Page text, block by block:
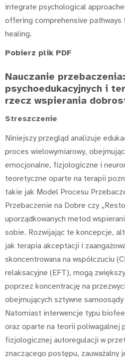
integrate psychological
offering comprehensive
healing.
Pobierz plik PDF
Nauczanie
psychoedukacyjnych i
rzecz wspierania
Streszczenie
Niniejszy przegląd analizuje
proces wielowymiarowy,
emocjonalne, fizjologiczne i
teoretyczne oparte na terapii
takie jak Model Procesu
Przebaczenie na Dobre czy
uporządkowanych metod
sobie. Rozwijając te koncepcje,
jak terapia akceptacji i
skoncentrowana na współczuciu
relaksacyjne (EFT), mogą
poprzez koncentrację na
obejmujących sztywne
Natomiast interwencje typu
oraz oparte na teorii poliwagalnej
fizjologicznej autoregulacji w
znaczącego postępu, zauważalny